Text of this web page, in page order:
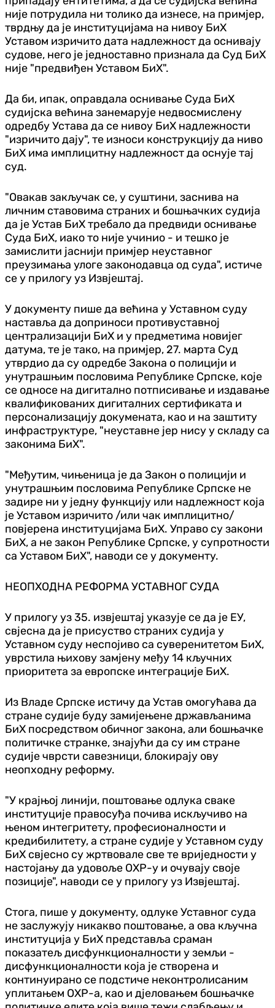
није потрудила ни толико да изнесе, на примјер,
тврдњу да је институцијама на нивоу БиХ
Уставом изричито дата надлежност да оснивају
судове, него је једноставно признала да Суд БиХ
није "предвиђен Уставом БиХ".
Да би, ипак, оправдала оснивање Суда БиХ
судијска већина занемарује недвосмислену
одредбу Устава да се нивоу БиХ надлежности
"изричито дају", те износи конструкцију да ниво
БиХ има имплицитну надлежност да оснује тај
суд.
"Овакав закључак се, у суштини, заснива на
личним ставовима страних и бошњачких судија
да је Устав БиХ требало да предвиди оснивање
Суда БиХ, иако то није учинио - и тешко је
замислити јаснији примјер неуставног
преузимања улоге законодавца од суда", истиче
се у прилогу уз Извјештај.
У документу пише да већина у Уставном суду
наставља да доприноси противуставној
централизацији БиХ и у предметима новијег
датума, те је тако, на примјер, 27. марта Суд
утврдио да су одредбе Закона о полицији и
унутрашњим пословима Републике Српске, које
се односе на дигитално потписивање и издавање
квалификованих дигиталних сертификата и
персонализацију докумената, као и на заштиту
инфраструктуре, "неуставне јер нису у складу са
законима БиХ".
"Међутим, чињеница је да Закон о полицији и
унутрашњим пословима Републике Српске не
задире ни у једну функцију или надлежност која
је Уставом изричито /или чак имплицитно/
повјерена институцијама БиХ. Управо су закони
БиХ, а не закон Републике Српске, у супротности
са Уставом БиХ", наводи се у документу.
НЕОПХОДНА РЕФОРМА УСТАВНОГ СУДА
У прилогу уз 35. извјештај указује се да је ЕУ,
свјесна да је присуство страних судија у
Уставном суду неспојиво са суверенитетом БиХ,
уврстила њихову замјену међу 14 кључних
приоритета за европске интеграције БиХ.
Из Владе Српске истичу да Устав омогућава да
стране судије буду замијењене држављанима
БиХ посредством обичног закона, али бошњачке
политичке странке, знајући да су им стране
судије чврсти савезници, блокирају ову
неопходну реформу.
"У крајњој линији, поштовање одлука сваке
институције правосуђа почива искључиво на
њеном интегритету, професионалности и
кредибилитету, а стране судије у Уставном суду
БиХ свјесно су жртвовале све те вриједности у
настојању да удовоље ОХР-у и очувају своје
позиције", наводи се у прилогу уз Извјештај.
Стога, пише у документу, одлуке Уставног суда
не заслужују никакво поштовање, а ова кључна
институција у БиХ представља сраман
показатељ дисфункционалности у земљи -
дисфункционалности која је створена и
континуирано се подстиче неконтролисаним
уплитањем ОХР-а, као и д‌јеловањем бошњачке